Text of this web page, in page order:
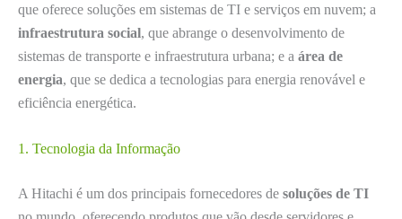
que oferece soluções em sistemas de TI e serviços em nuvem; a
infraestrutura social, que abrange o desenvolvimento de
sistemas de transporte e infraestrutura urbana; e a área de
energia, que se dedica a tecnologias para energia renovável e
eficiência energética.
1. Tecnologia da Informação
A Hitachi é um dos principais fornecedores de soluções de TI